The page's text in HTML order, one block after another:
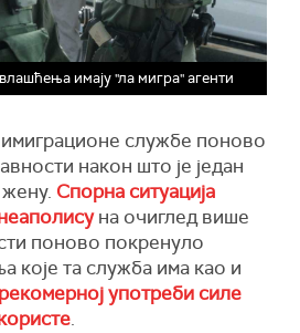
имају "ла мигра" агенти
службе поново
након што је један
Спорна ситуација
на очиглед више
поново покренуло
које та служба има као и
употреби силе
.